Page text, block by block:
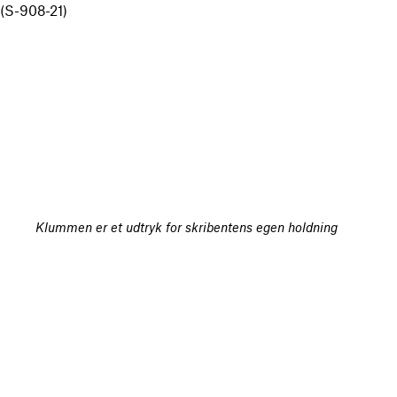
(S-908-21)
Klummen er et udtryk for skribentens egen holdning